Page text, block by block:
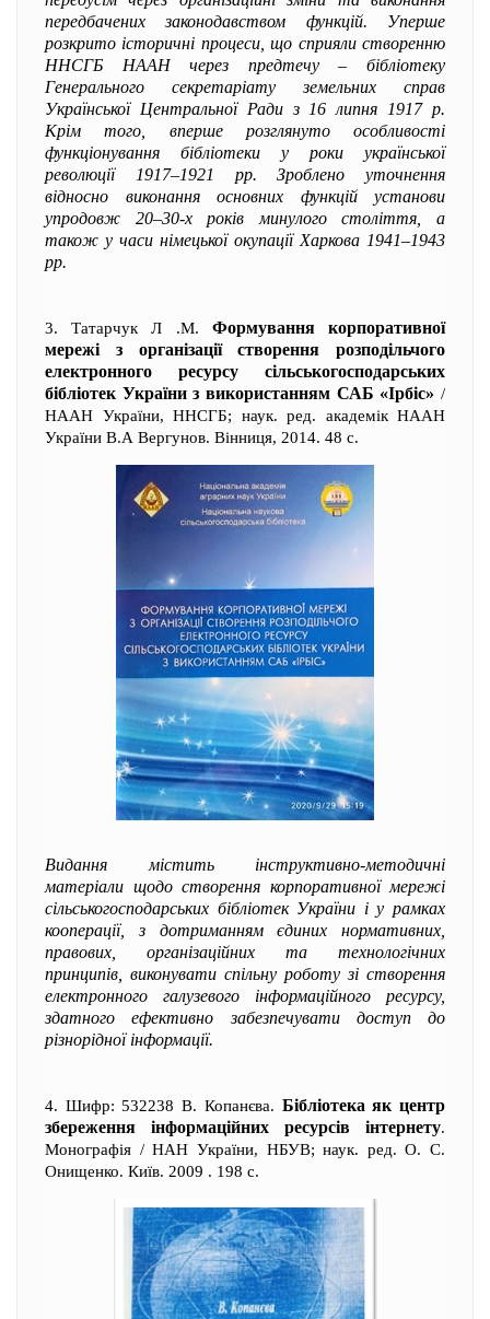
передбачених законодавством функцій. Уперше
розкрито історичні процеси, що сприяли створенню
ННСГБ НААН через предтечу – бібліотеку
Генерального секретаріату земельних справ
Української Центральної Ради з 16 липня 1917 р.
Крім того, вперше розглянуто особливості
функціонування бібліотеки у роки української
революції 1917–1921 рр. Зроблено уточнення
відносно виконання основних функцій установи
упродовж 20–30-х років минулого століття, а
також у часи німецької окупації Харкова 1941–1943
рр.
3. Татарчук Л .М. Формування корпоративної
мережі з організації створення розподільчого
електронного ресурсу сільськогосподарських
бібліотек України з використанням САБ «Ірбіс» /
НААН України, ННСГБ; наук. ред. академік НААН
України В.А Вергунов. Вінниця, 2014. 48 с.
Видання містить інструктивно-методичні
матеріали щодо створення корпоративної мережі
сільськогосподарських бібліотек України і у рамках
кооперації, з дотриманням єдиних нормативних,
правових, організаційних та технологічних
принципів, виконувати спільну роботу зі створення
електронного галузевого інформаційного ресурсу,
здатного ефективно забезпечувати доступ до
різнорідної інформації.
4. Шифр: 532238 В. Копанєва. Бібліотека як центр
збереження інформаційних ресурсів інтернету.
Монографія / НАН України, НБУВ; наук. ред. О. С.
Онищенко. Київ. 2009 . 198 с.